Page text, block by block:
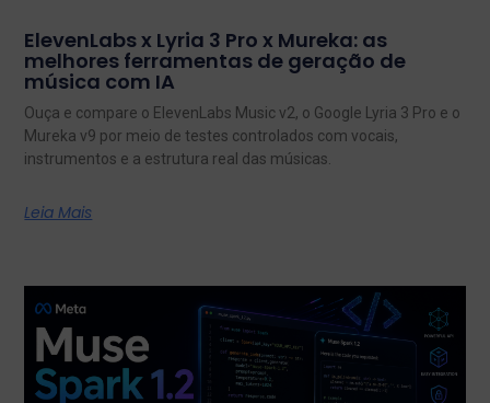
ElevenLabs x Lyria 3 Pro x Mureka: as
melhores ferramentas de geração de
música com IA
Ouça e compare o ElevenLabs Music v2, o Google Lyria 3 Pro e o
Mureka v9 por meio de testes controlados com vocais,
instrumentos e a estrutura real das músicas.
Leia Mais